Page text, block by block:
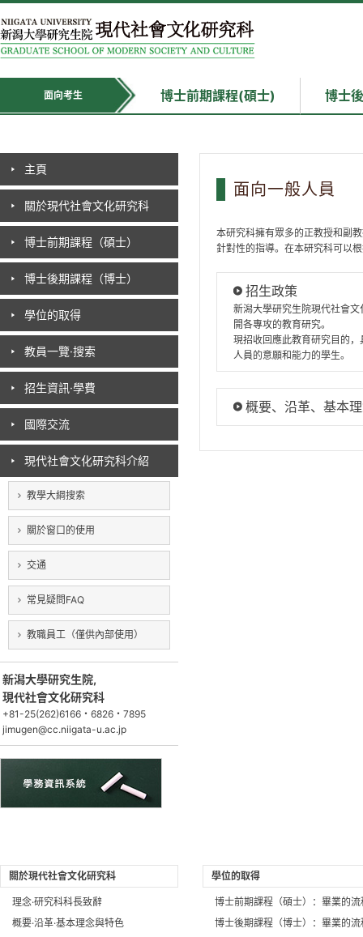
面向考生 博士前期課程(碩士) 博士
主頁
關於現代社會文化研究科
博士前期課程（碩士）
博士後期課程（博士）
學位的取得
教員一覽·搜索
招生資訊·學費
國際交流
現代社會文化研究科介紹
教學大綱搜索
關於窗口的使用
交通
常見疑問FAQ
教職員工（僅供內部使用）
新潟大學研究生院,
現代社會文化研究科
+81-25(262)6166・6826・7895
jimugen@cc.niigata-u.ac.jp
面向一般人員
本研究科擁有眾多的正教授和副
針對性的指導。在本研究科可以
招生政策
新潟大學研究生院現代社會
開各專攻的教育研究。
現招收回應此教育研究目的
人員的意願和能力的學生。
概要、沿革、基本
關於現代社會文化研究科
理念·研究科科長致辭
概要·沿革·基本理念與特色
學位的取得
博士前期課程（碩士）：畢業的流
博士後期課程（博士）：畢業的流